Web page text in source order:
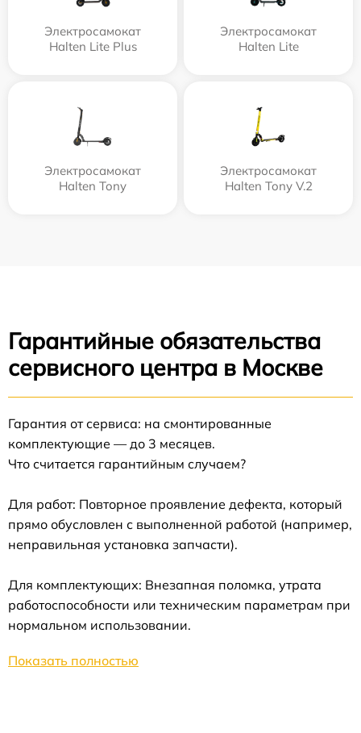
Электросамокат
Halten Lite Plus
Электросамокат
Halten Lite
Электросамокат
Halten Tony
Электросамокат
Halten Tony V.2
Гарантийные обязательства
сервисного центра в Москве
Гарантия от сервиса: на смонтированные
комплектующие — до 3 месяцев.
Что считается гарантийным случаем?
Для работ: Повторное проявление дефекта, который
прямо обусловлен с выполненной работой (например,
неправильная установка запчасти).
Для комплектующих: Внезапная поломка, утрата
работоспособности или техническим параметрам при
нормальном использовании.
Показать полностью